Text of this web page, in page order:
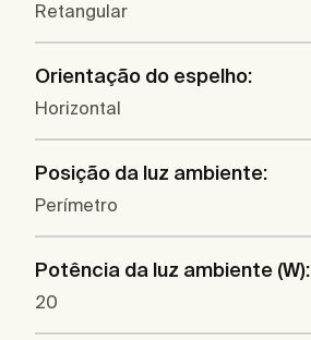
Retangular
Orientação do espelho:
Horizontal
Posição da luz ambiente:
Perímetro
Potência da luz ambiente (W):
20